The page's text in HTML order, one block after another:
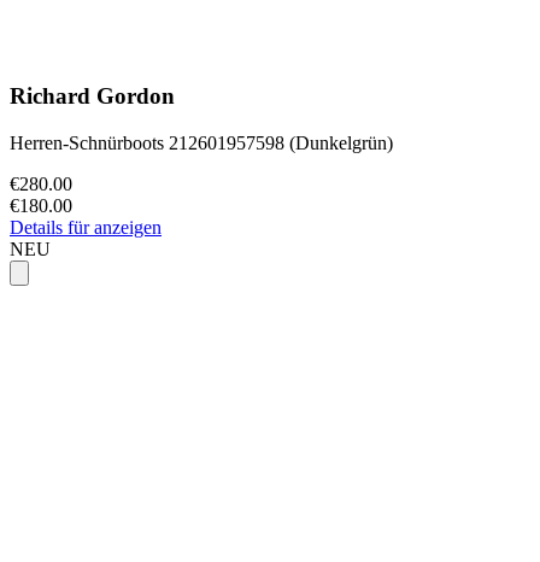
Richard Gordon
Herren-Schnürboots 212601957598 (Dunkelgrün)
€280.00
€180.00
Details für anzeigen
NEU